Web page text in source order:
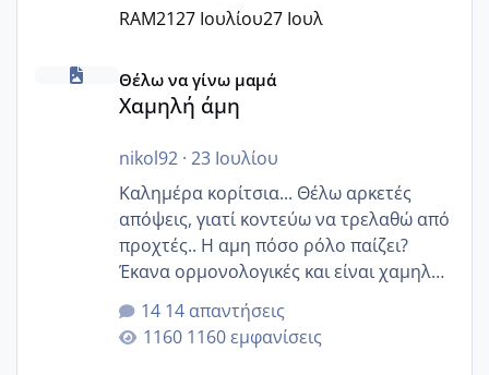
RAM2127 Ιουλίου27 Ιουλ
Χαμηλή άμη
Θέλω να γίνω μαμά
Χαμηλή άμη
nikol92· 23 Ιουλίου
Καλημέρα κορίτσια... Θέλω αρκετές
απόψεις, γιατί κοντεύω να τρελαθώ από
προχτές.. Η αμη πόσο ρόλο παίζει?
Έκανα ορμονολογικές και είναι χαμηλή
για την ηλικία μου.. Είχα ήδη μια
εγκυμοσύνη, που έπρεπε να τερματιστεί
στην 27η εβδομάδα και προσπαθώ 7
14 απαντήσεις
1160 εμφανίσεις